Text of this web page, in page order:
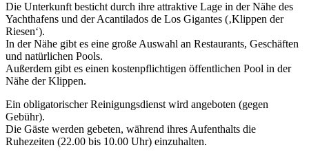
Die Unterkunft besticht durch ihre attraktive Lage in der Nähe des
Yachthafens und der Acantilados de Los Gigantes (‚Klippen der
Riesen‘).
In der Nähe gibt es eine große Auswahl an Restaurants, Geschäften
und natürlichen Pools.
Außerdem gibt es einen kostenpflichtigen öffentlichen Pool in der
Nähe der Klippen.
Ein obligatorischer Reinigungsdienst wird angeboten (gegen
Gebühr).
Die Gäste werden gebeten, während ihres Aufenthalts die
Ruhezeiten (22.00 bis 10.00 Uhr) einzuhalten.